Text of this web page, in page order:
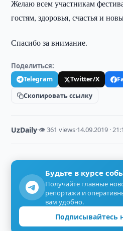
Желаю всем участникам
гостям, здоровья, счастья и
Спасибо за внимание.
Поделиться:
Telegram Twitter/X
Скопировать ссылку
UzDaily·👁 361 views·14.09.2019 ·
Будьте в курсе
Получайте главные
репортажи и
вам удобно.
Подписывайтесь